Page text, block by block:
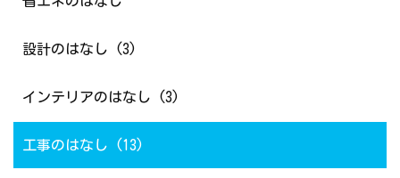
設計のはなし (3)
インテリアのはなし (3)
工事のはなし (13)